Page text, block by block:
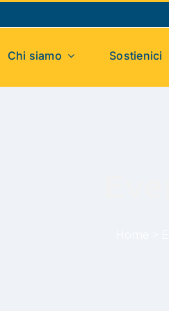
Chi siamo Sostienici